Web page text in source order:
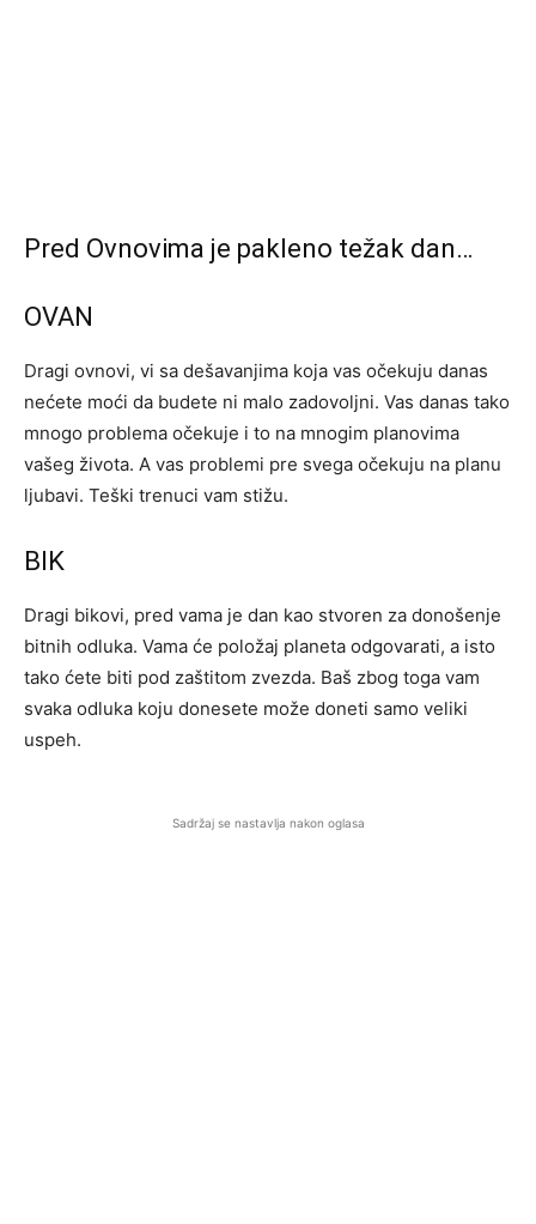
Pred Ovnovima je pakleno težak dan…
OVAN
Dragi ovnovi, vi sa dešavanjima koja vas očekuju danas
nećete moći da budete ni malo zadovoljni. Vas danas tako
mnogo problema očekuje i to na mnogim planovima
vašeg života. A vas problemi pre svega očekuju na planu
ljubavi. Teški trenuci vam stižu.
BIK
Dragi bikovi, pred vama je dan kao stvoren za donošenje
bitnih odluka. Vama će položaj planeta odgovarati, a isto
tako ćete biti pod zaštitom zvezda. Baš zbog toga vam
svaka odluka koju donesete može doneti samo veliki
uspeh.
Sadržaj se nastavlja nakon oglasa